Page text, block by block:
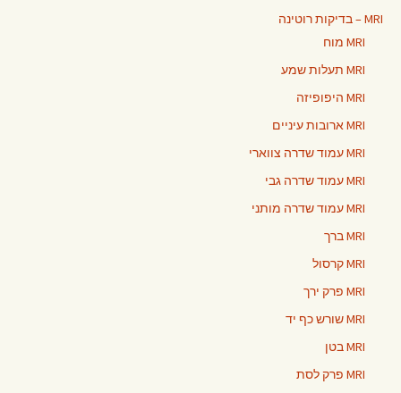
MRI – בדיקות רוטינה
MRI מוח
MRI תעלות שמע
MRI היפופיזה
MRI ארובות עיניים
MRI עמוד שדרה צווארי
MRI עמוד שדרה גבי
MRI עמוד שדרה מותני
MRI ברך
MRI קרסול
MRI פרק ירך
MRI שורש כף יד
MRI בטן
MRI פרק לסת